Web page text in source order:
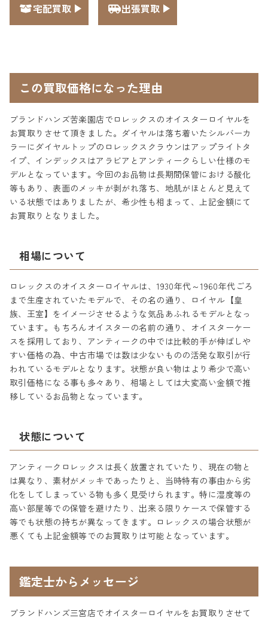
宅配買取 出張買取
この買取価格になった理由
ブランドハンズ苦楽園店でロレックスのオイスターロイヤルを
お買取りさせて頂きました。ダイヤルは落ち着いたシルバーカ
ラーにダイヤルトップのロレックスクラウンはアップライトタ
イプ、インデックスはアラビアとアンティークらしい仕様のモ
デルとなっています。今回のお品物は長期間保管における酸化
等もあり、表面のメッキが剥がれ落ち、地肌がほとんど見えて
いる状態ではありましたが、希少性も相まって、上記金額にて
お買取りとなりました。
相場について
ロレックスのオイスターロイヤルは、1930年代～1960年代ごろ
まで生産されていたモデルで、その名の通り、ロイヤル【皇
族、王室】をイメージさせるような気品あふれるモデルとなっ
ています。もちろんオイスターの名前の通り、オイスターケー
スを採用しており、アンティークの中では比較的手が伸ばしや
すい価格の為、中古市場では数は少ないものの活発な取引が行
われているモデルとなります。状態が良い物はより希少で高い
取引価格になる事も多々あり、相場としては大変高い金額で推
移しているお品物となっています。
状態について
アンティークロレックスは長く放置されていたり、現在の物と
は異なり、素材がメッキであったりと、当時特有の事由から劣
化をしてしまっている物も多く見受けられます。特に湿度等の
高い部屋等での保管を避けたり、出来る限りケースで保管する
等でも状態の持ちが異なってきます。ロレックスの場合状態が
悪くても上記金額等でのお買取りは可能となっています。
鑑定士からメッセージ
ブランドハンズ三宮店でオイスターロイヤルをお買取りさせて